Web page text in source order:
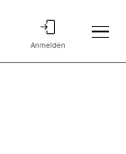
Anmelden